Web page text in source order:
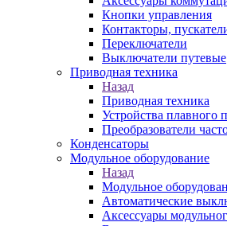
Кнопки управления
Контакторы,
Переключатели
Выключатели путевые
Приводная техника
Назад
Приводная техника
Устройства плавного
Преобразователи
Конденсаторы
Модульное оборудование
Назад
Модульное
Автоматические
Аксессуары